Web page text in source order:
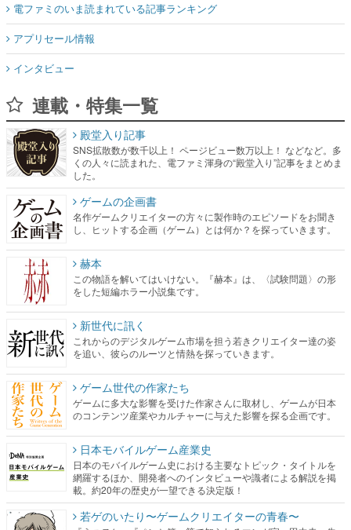
電ファミのいま読まれている記事ランキング
アプリセール情報
インタビュー
連載・特集一覧
殿堂入り記事
SNS拡散数が数千以上！ ページビュー数万以上！ などなど。多
くの人々に読まれた、電ファミ渾身の“殿堂入り”記事をまとめま
した。
ゲームの企画書
名作ゲームクリエイターの方々に製作時のエピソードをお聞き
し、ヒットする企画（ゲーム）とは何か？を探っていきます。
赫本
この物語を解いてはいけない。『赫本』は、〈試験問題〉の形
をした短編ホラー小説集です。
新世代に訊く
これからのデジタルゲーム市場を担う若きクリエイター達の姿
を追い、彼らのルーツと情熱を探っていきます。
ゲーム世代の作家たち
ゲームに多大な影響を受けた作家さんに取材し、ゲームが日本
のコンテンツ産業やカルチャーに与えた影響を探る企画です。
日本モバイルゲーム産業史
日本のモバイルゲーム史における主要なトピック・タイトルを
網羅するほか、開発者へのインタビューや識者による解説を掲
載。約20年の歴史が一望できる決定版！
若ゲのいたり〜ゲームクリエイターの青春〜